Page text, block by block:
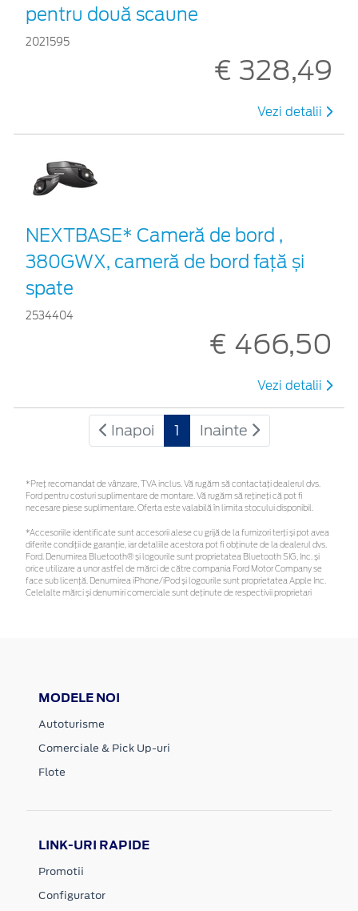
pentru două scaune
2021595
€ 328,49
Vezi detalii
NEXTBASE* Cameră de bord ,
380GWX, cameră de bord față și
spate
2534404
€ 466,50
Vezi detalii
Inapoi 1 Inainte
*Preţ recomandat de vânzare, TVA inclus. Vă rugăm să contactaţi dealerul dvs.
Ford pentru costuri suplimentare de montare. Vă rugăm să rețineți că pot fi
necesare piese suplimentare. Oferta este valabilă în limita stocului disponibil.
*Accesoriile identificate sunt accesorii alese cu grijă de la furnizori terți și pot avea
diferite condiții de garanție, iar detaliile acestora pot fi obținute de la dealerul dvs.
Ford. Denumirea Bluetooth® și logourile sunt proprietatea Bluetooth SIG, Inc. și
orice utilizare a unor astfel de mărci de către compania Ford Motor Company se
face sub licență. Denumirea iPhone/iPod și logourile sunt proprietatea Apple Inc.
Celelalte mărci și denumiri comerciale sunt deținute de respectivii proprietari
MODELE NOI
Autoturisme
Comerciale & Pick Up-uri
Flote
LINK-URI RAPIDE
Promotii
Configurator